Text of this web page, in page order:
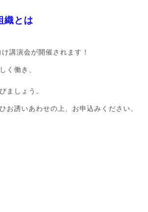
織とは
講演会が開催されます！
く働き、
ましょう。
お誘いあわせの上、お申込みください。